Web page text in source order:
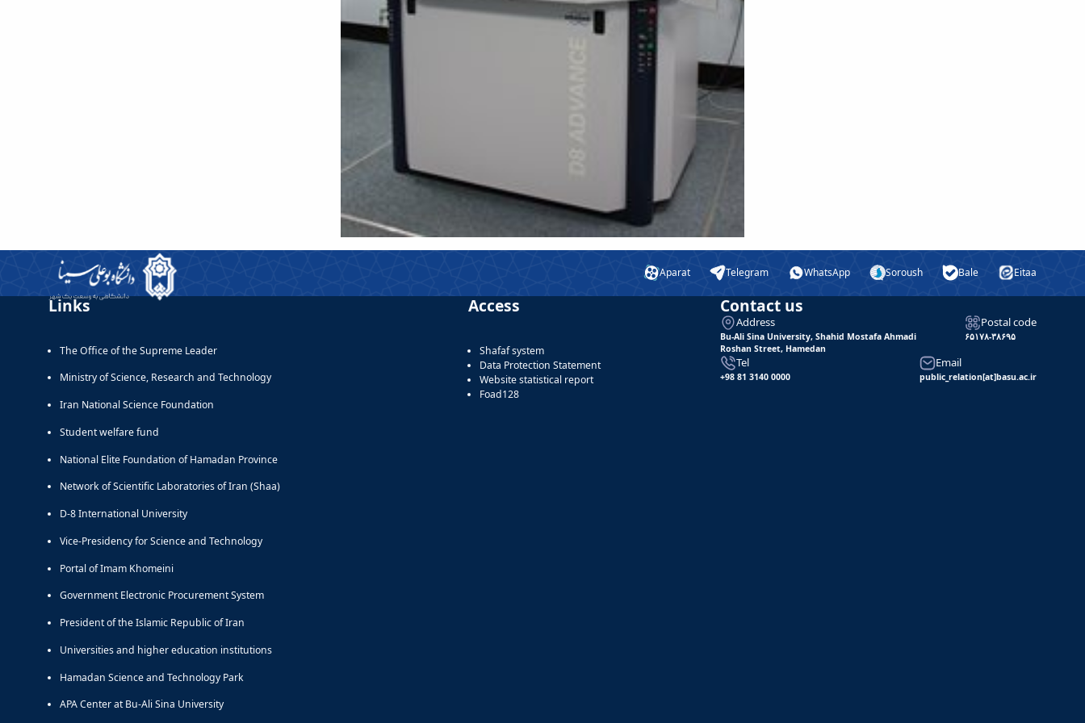
Aparat Telegram WhatsApp Soroush Bale Eitaa
Links
The Office of the Supreme Leader
Ministry of Science, Research and Technology
Iran National Science Foundation
Student welfare fund
National Elite Foundation of Hamadan Province
Network of Scientific Laboratories of Iran (Shaa)
D-8 International University
Vice-Presidency for Science and Technology
Portal of Imam Khomeini
Government Electronic Procurement System
President of the Islamic Republic of Iran
Universities and higher education institutions
Hamadan Science and Technology Park
APA Center at Bu-Ali Sina University
Access
Shafaf system
Data Protection Statement
Website statistical report
Foad128
Contact us
Address
Bu-Ali Sina University, Shahid Mostafa Ahmadi
Roshan Street, Hamedan
Postal code
۶۵۱۷۸-۳۸۶۹۵
Tel
+98 81 3140 0000
Email
public_relation[at]basu.ac.ir